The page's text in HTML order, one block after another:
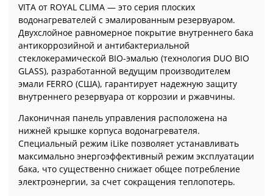
VITA от ROYAL CLIMA — это серия плоских
водонагревателей с эмалированным резервуаром.
Двухслойное равномерное покрытие внутреннего бака
антикоррозийной и антибактериальной
стеклокерамической BIO-эмалью (технология DUO BIO
GLASS), разработанной ведущим производителем
эмали FERRO (США), гарантирует надежную защиту
внутреннего резервуара от коррозии и ржавчины.
Лаконичная панель управления расположена на
нижней крышке корпуса водонагревателя.
Специальный режим iLike позволяет устанавливать
максимально энергоэффективный режим эксплуатации
бака, что существенно снижает общее потребление
электроэнергии, за счет сокращения теплопотерь.